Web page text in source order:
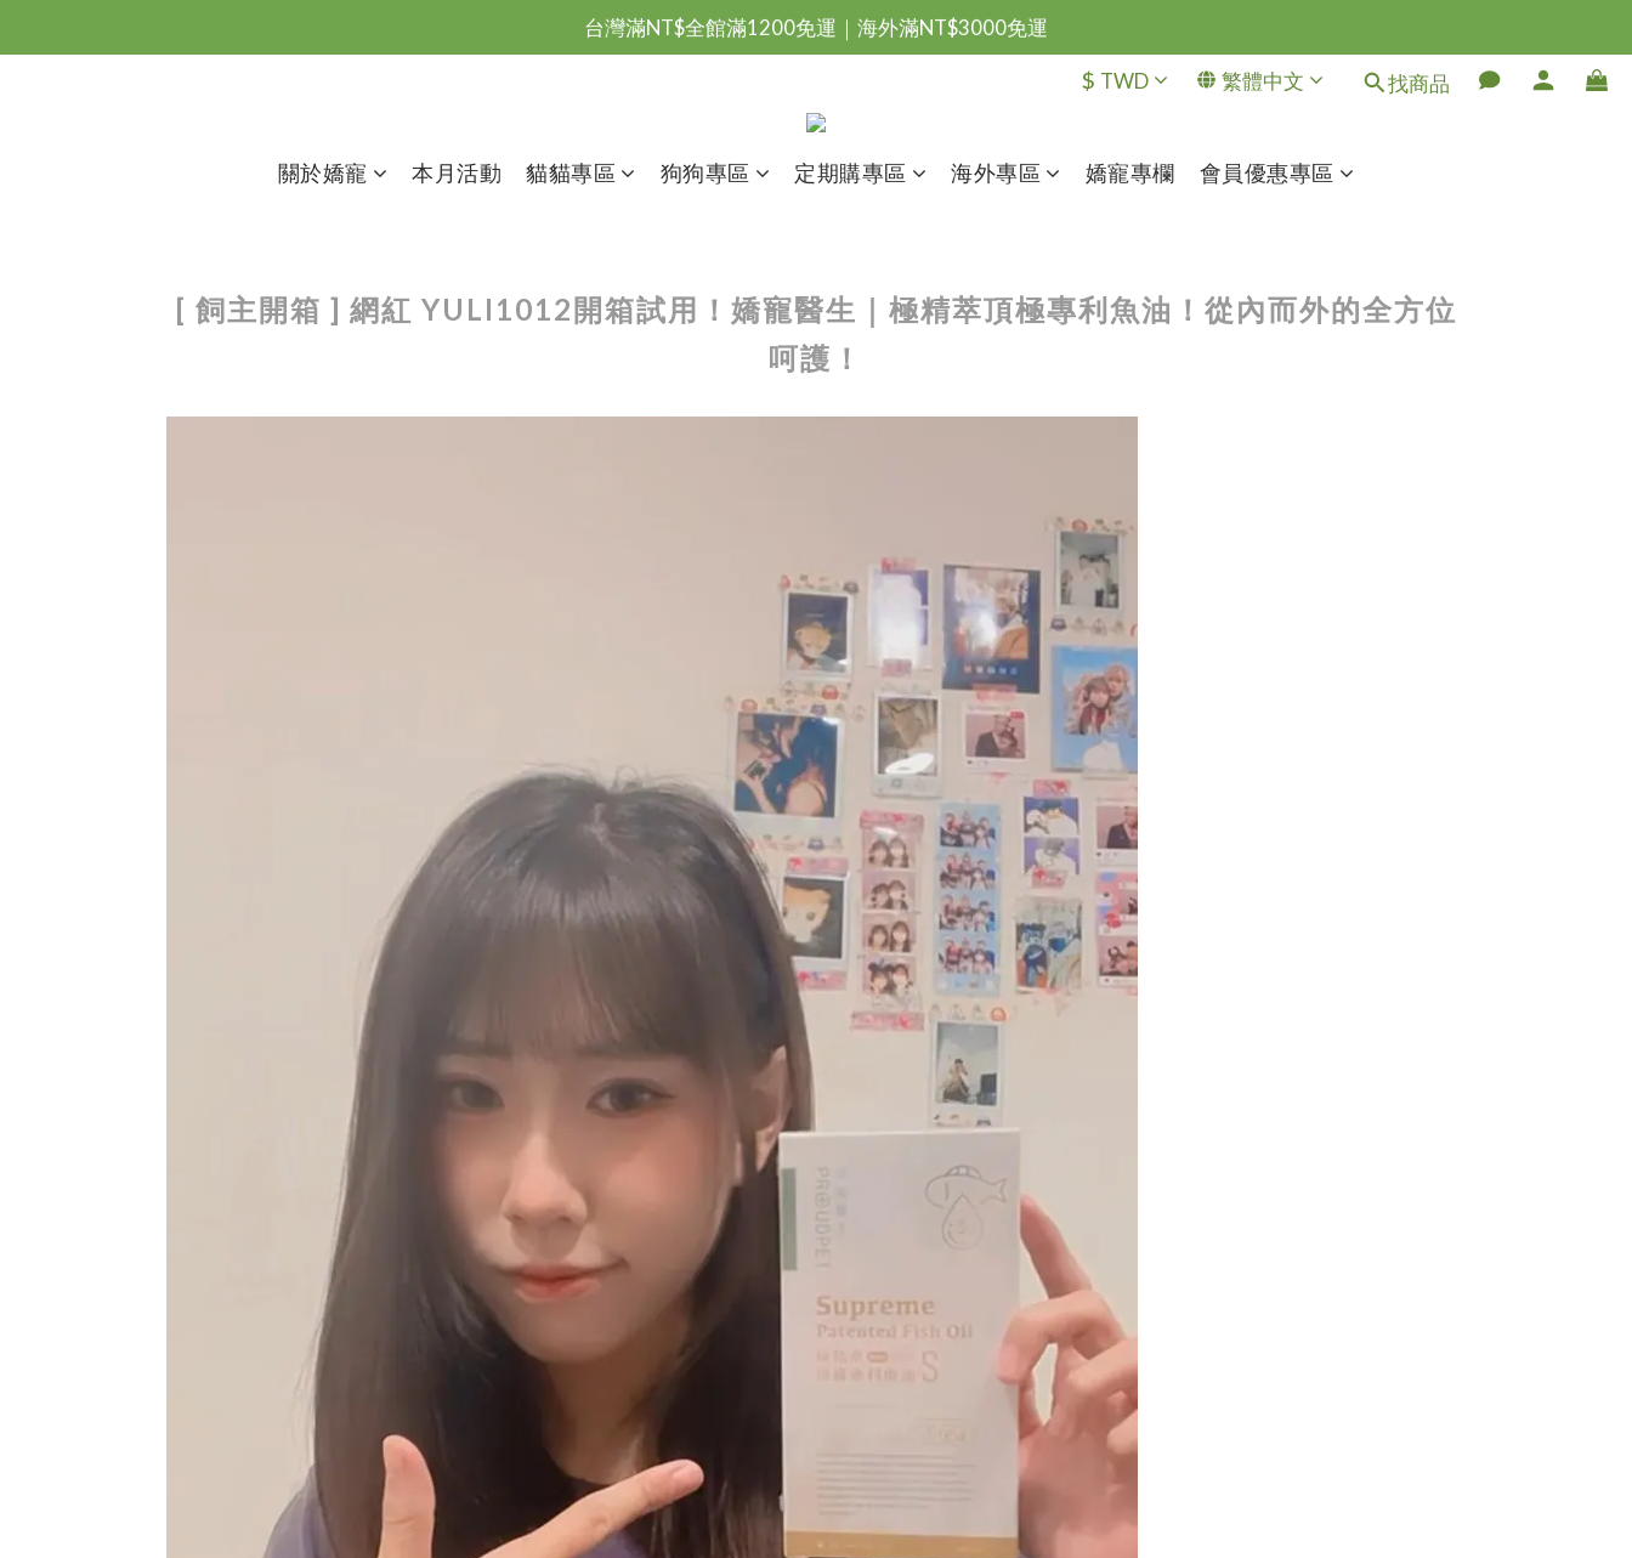
台灣滿NT$全館滿1200免運｜海外滿NT$3000免運
會員優惠專區由此進
$ TWD 繁體中文 找商品
關於嬌寵 本月活動 貓貓專區 狗狗專區 定期購專區 海外專區 嬌寵專欄 會員優惠專區
[ 飼主開箱 ] 網紅 YULI1012開箱試用！嬌寵醫生｜極精萃頂極專利魚油！從內而外的全方位
呵護！